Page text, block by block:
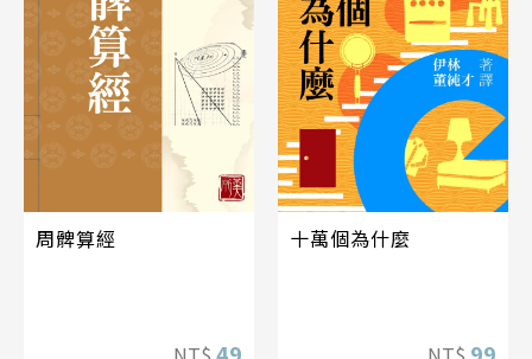
周髀算經
49
十萬個為什麼
99